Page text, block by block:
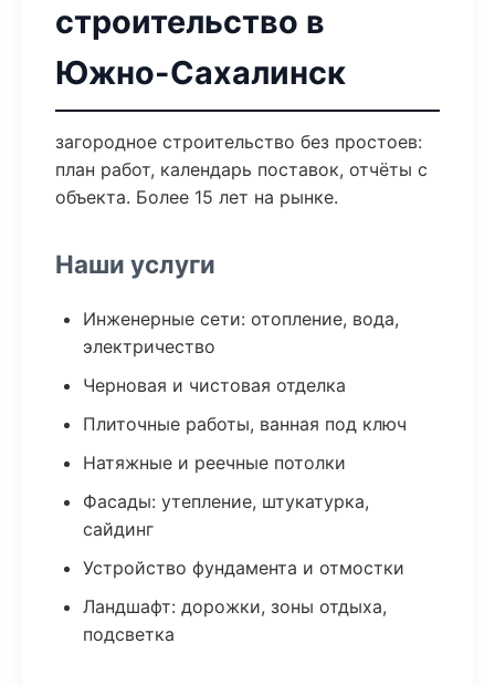
строительство в
Южно-Сахалинск
загородное строительство без простоев:
план работ, календарь поставок, отчёты с
объекта. Более 15 лет на рынке.
Наши услуги
Инженерные сети: отопление, вода,
электричество
Черновая и чистовая отделка
Плиточные работы, ванная под ключ
Натяжные и реечные потолки
Фасады: утепление, штукатурка,
сайдинг
Устройство фундамента и отмостки
Ландшафт: дорожки, зоны отдыха,
подсветка